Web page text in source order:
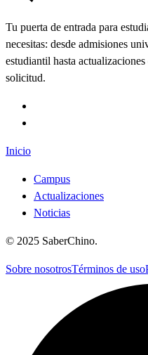
Tu puerta de entrada para
necesitas: desde admisiones
estudiantil hasta
solicitud.
Inicio
Campus
Actualizaciones
Noticias
© 2025 SaberChino.
Sobre nosotrosTérminos de uso